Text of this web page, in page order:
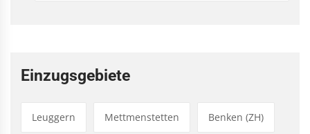
Einzugsgebiete
Leuggern Mettmenstetten Benken (ZH)